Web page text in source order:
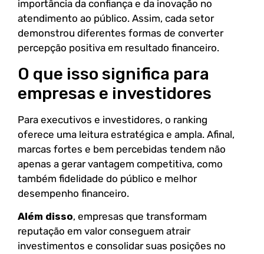
importância da confiança e da inovação no
atendimento ao público. Assim, cada setor
demonstrou diferentes formas de converter
percepção positiva em resultado financeiro.
O que isso significa para
empresas e investidores
Para executivos e investidores, o ranking
oferece uma leitura estratégica e ampla. Afinal,
marcas fortes e bem percebidas tendem não
apenas a gerar vantagem competitiva, como
também fidelidade do público e melhor
desempenho financeiro.
Além disso, empresas que transformam
reputação em valor conseguem atrair
investimentos e consolidar suas posições no